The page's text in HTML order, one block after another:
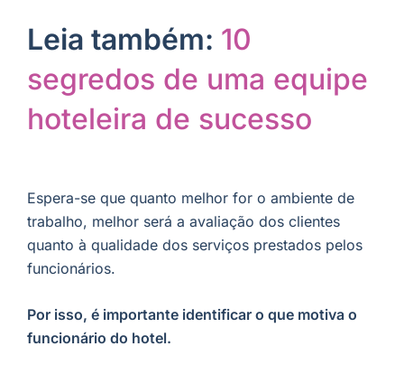
Leia também: 10
segredos de uma equipe
hoteleira de sucesso
Espera-se que quanto melhor for o ambiente de
trabalho, melhor será a avaliação dos clientes
quanto à qualidade dos serviços prestados pelos
funcionários.
Por isso, é importante identificar o que motiva o
funcionário do hotel.